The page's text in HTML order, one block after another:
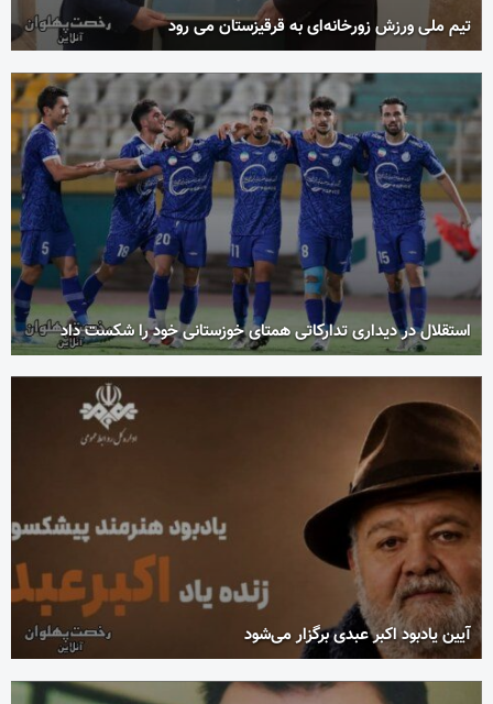
تیم ملی ورزش زورخانه‌ای به قرقیزستان می رود
استقلال در دیداری تدارکاتی همتای خوزستانی خود را شکست داد
آیین یادبود اکبر عبدی برگزار می‌شود